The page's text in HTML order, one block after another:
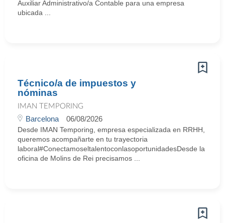
Auxiliar Administrativo/a Contable para una empresa
ubicada ...
Técnico/a de impuestos y
nóminas
IMAN TEMPORING
Barcelona 06/08/2026
Desde IMAN Temporing, empresa especializada en RRHH,
queremos acompañarte en tu trayectoria
laboral#ConectamoseltalentoconlasoportunidadesDesde la
oficina de Molins de Rei precisamos ...